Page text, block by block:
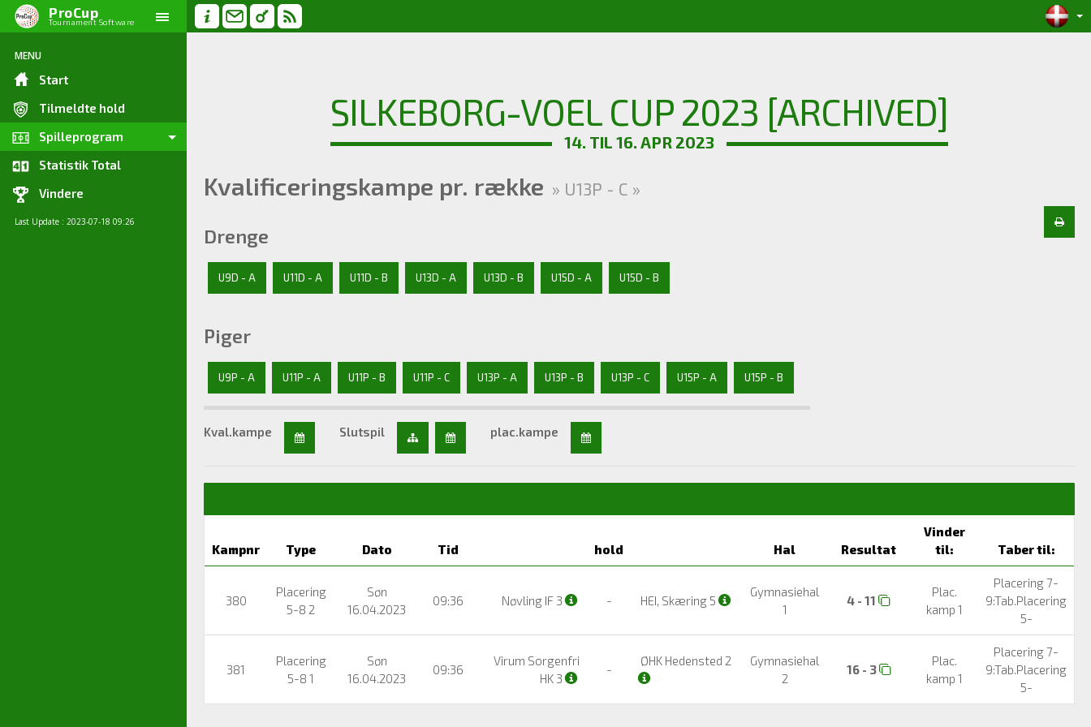
ProCup
Tournament Software
MENU
Start
Tilmeldte hold
Spilleprogram
Statistik Total
Vindere
Last Update : 2023-07-18 09:26
SILKEBORG-VOEL CUP 2023 [ARCHIVED]
14. TIL 16. APR 2023
Kvalificeringskampe pr. række » U13P - C »
Drenge
U9D - A U11D - A U11D - B U13D - A U13D - B U15D - A U15D - B
Piger
U9P - A U11P - A U11P - B U11P - C U13P - A U13P - B U13P - C U15P - A U15P - B
Kval.kampe Slutspil plac.kampe
Kampnr Type Dato Tid hold Hal Resultat
Vinder
til:
Taber til:
380
Placering
5-8 2
Søn
16.04.2023
09:36 Nøvling IF 3 - HEI, Skæring 5
Gymnasiehal
1
4 - 11
Plac.
kamp 1
Placering 7-
9:Tab.Placering
5-
381
Placering
5-8 1
Søn
16.04.2023
09:36
Virum Sorgenfri
HK 3
-
ØHK Hedensted 2
Gymnasiehal
2
16 - 3
Plac.
kamp 1
Placering 7-
9:Tab.Placering
5-